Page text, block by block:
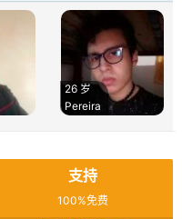
26 岁
Pereira
支持
100%免费